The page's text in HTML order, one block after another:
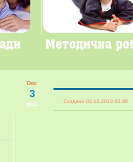
Dec
3
2013
Создано 03.12.2013